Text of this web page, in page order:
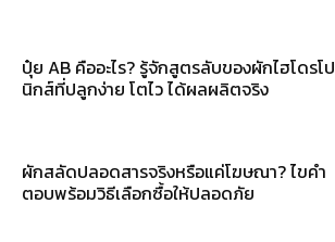
ปุ๋ย AB คืออะไร? รู้จักสูตรลับของผักไฮโดรโป
นิกส์ที่ปลูกง่าย โตไว ได้ผลผลิตจริง
ผักสลัดปลอดสารจริงหรือแค่โฆษณา? ไขคำ
ตอบพร้อมวิธีเลือกซื้อให้ปลอดภัย